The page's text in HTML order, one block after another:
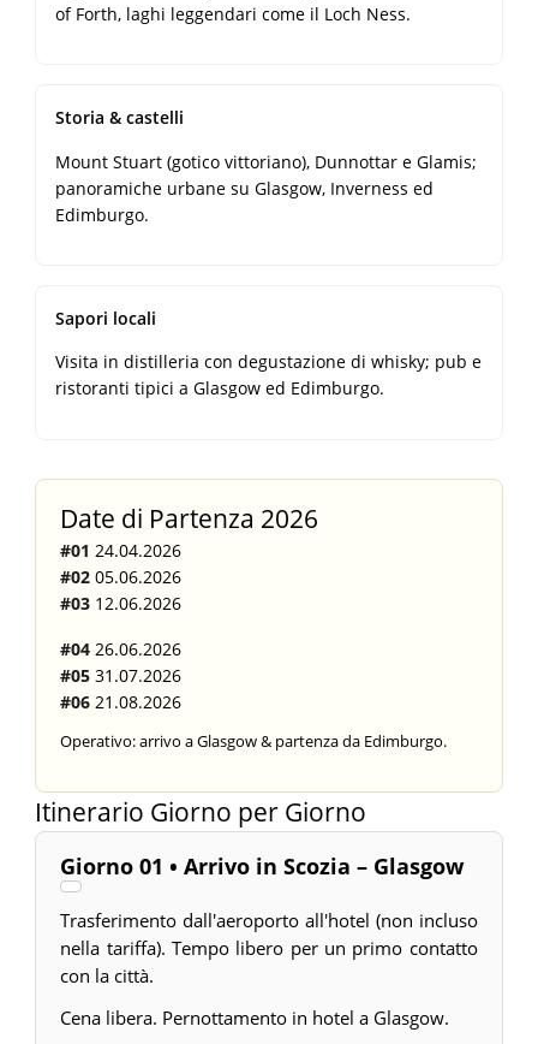
of Forth, laghi leggendari come il Loch Ness.
Storia & castelli
Mount Stuart (gotico vittoriano), Dunnottar e Glamis;
panoramiche urbane su Glasgow, Inverness ed
Edimburgo.
Sapori locali
Visita in distilleria con degustazione di whisky; pub e
ristoranti tipici a Glasgow ed Edimburgo.
Date di Partenza 2026
#01 24.04.2026
#02 05.06.2026
#03 12.06.2026
#04 26.06.2026
#05 31.07.2026
#06 21.08.2026
Operativo: arrivo a Glasgow & partenza da Edimburgo.
Itinerario Giorno per Giorno
Giorno 01 • Arrivo in Scozia – Glasgow
Trasferimento dall'aeroporto all'hotel (non incluso
nella tariffa). Tempo libero per un primo contatto
con la città.
Cena libera. Pernottamento in hotel a Glasgow.